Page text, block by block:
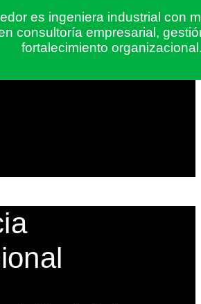
es ingeniera industrial con
consultoría empresarial,
fortalecimiento